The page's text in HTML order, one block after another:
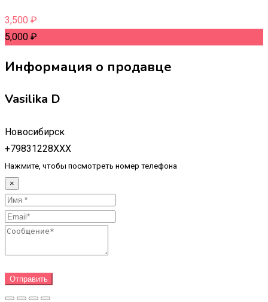
3,500 ₽
5,000 ₽
Информация о продавце
Vasilika D
Новосибирск
+79831228XXX
Нажмите, чтобы посмотреть номер телефона
×
Отправить